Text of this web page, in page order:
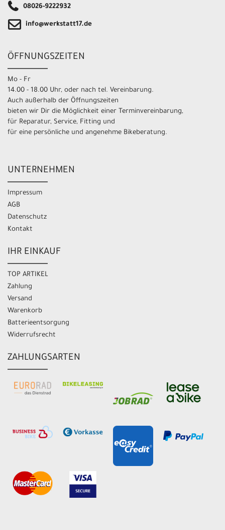
08026-9222932
info@werkstatt17.de
ÖFFNUNGSZEITEN
Mo - Fr
14.00 - 18.00 Uhr, oder nach tel. Vereinbarung.
Auch außerhalb der Öffnungszeiten
bieten wir Dir die Möglichkeit einer Terminvereinbarung,
für Reparatur, Service, Fitting und
für eine persönliche und angenehme Bikeberatung.
UNTERNEHMEN
Impressum
AGB
Datenschutz
Kontakt
IHR EINKAUF
TOP ARTIKEL
Zahlung
Versand
Warenkorb
Batterieentsorgung
Widerrufsrecht
ZAHLUNGSARTEN